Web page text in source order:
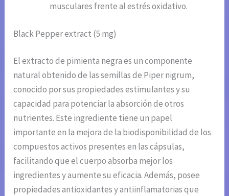
musculares frente al estrés oxidativo.
Black Pepper extract (5 mg)
El extracto de pimienta negra es un componente
natural obtenido de las semillas de Piper nigrum,
conocido por sus propiedades estimulantes y su
capacidad para potenciar la absorción de otros
nutrientes. Este ingrediente tiene un papel
importante en la mejora de la biodisponibilidad de los
compuestos activos presentes en las cápsulas,
facilitando que el cuerpo absorba mejor los
ingredientes y aumente su eficacia. Además, posee
propiedades antioxidantes y antiinflamatorias que